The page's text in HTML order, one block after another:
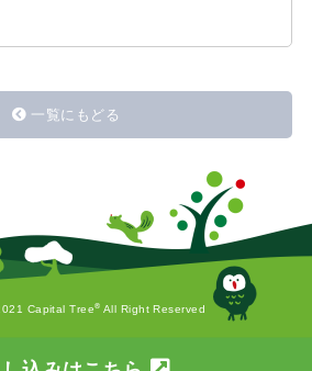
一覧にもどる
Capital Tree® All Right Reserved